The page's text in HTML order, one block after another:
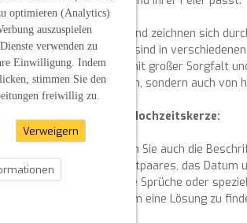
Handarbeit gefertigt und zeichnen sich
der Kerze aus. Sie sind in
Jede Kerze wird mit großer Sorgfalt
dass sie nicht nur schön, sondern auch von
Sie Ihre individuelle Hochzeitskerze:
und Verzierungen können Sie auch die
die Namen des Brautpaares, das Datum
um. Für längere Sprüche oder
Verfügung, um gemeinsam eine Lösung zu
optimieren (Analytics)
auszuspielen
verwenden zu
Einwilligung. Indem
stimmen Sie den
freiwillig zu.
Verweigern